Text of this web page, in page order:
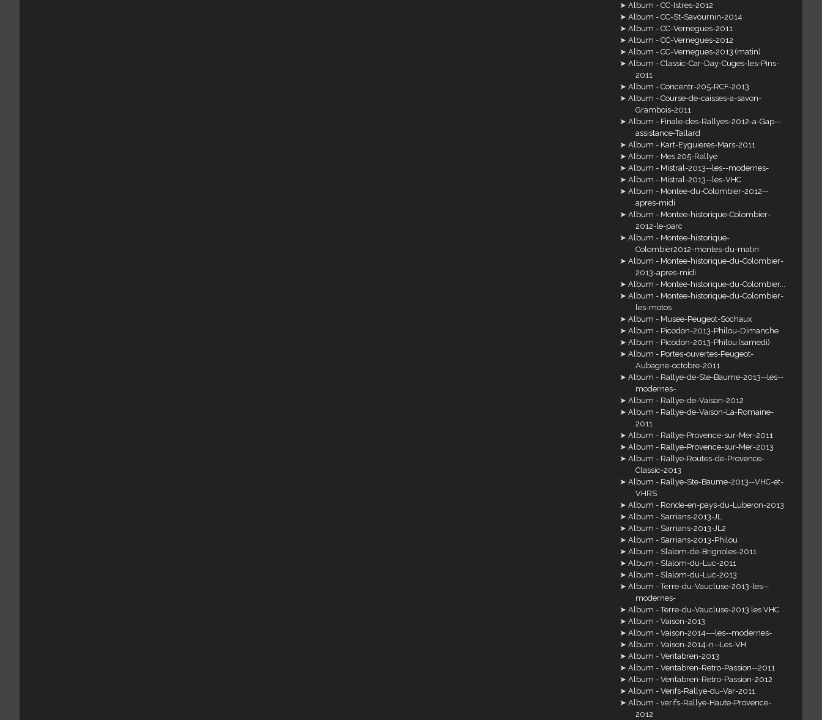
Album - CC-Istres-2012
Album - CC-St-Savournin-2014
Album - CC-Vernegues-2011
Album - CC-Vernegues-2012
Album - CC-Vernegues-2013 (matin)
Album - Classic-Car-Day-Cuges-les-Pins-
2011
Album - Concentr-205-RCF-2013
Album - Course-de-caisses-a-savon-
Grambois-2011
Album - Finale-des-Rallyes-2012-a-Gap--
assistance-Tallard
Album - Kart-Eyguieres-Mars-2011
Album - Mes 205-Rallye
Album - Mistral-2013--les--modernes-
Album - Mistral-2013--les-VHC
Album - Montee-du-Colombier-2012--
apres-midi
Album - Montee-historique-Colombier-
2012-le-parc
Album - Montee-historique-
Colombier2012-montes-du-matin
Album - Montee-historique-du-Colombier-
2013-apres-midi
Album - Montee-historique-du-Colombier...
Album - Montee-historique-du-Colombier-
les-motos
Album - Musee-Peugeot-Sochaux
Album - Picodon-2013-Philou-Dimanche
Album - Picodon-2013-Philou (samedi)
Album - Portes-ouvertes-Peugeot-
Aubagne-octobre-2011
Album - Rallye-de-Ste-Baume-2013--les--
modernes-
Album - Rallye-de-Vaison-2012
Album - Rallye-de-Vaison-La-Romaine-
2011
Album - Rallye-Provence-sur-Mer-2011
Album - Rallye-Provence-sur-Mer-2013
Album - Rallye-Routes-de-Provence-
Classic-2013
Album - Rallye-Ste-Baume-2013--VHC-et-
VHRS
Album - Ronde-en-pays-du-Luberon-2013
Album - Sarrians-2013-JL
Album - Sarrians-2013-JL2
Album - Sarrians-2013-Philou
Album - Slalom-de-Brignoles-2011
Album - Slalom-du-Luc-2011
Album - Slalom-du-Luc-2013
Album - Terre-du-Vaucluse-2013-les--
modernes-
Album - Terre-du-Vaucluse-2013 les VHC
Album - Vaison-2013
Album - Vaison-2014---les--modernes-
Album - Vaison-2014-n--Les-VH
Album - Ventabren-2013
Album - Ventabren-Retro-Passion--2011
Album - Ventabren-Retro-Passion-2012
Album - Verifs-Rallye-du-Var-2011
Album - verifs-Rallye-Haute-Provence-
2012